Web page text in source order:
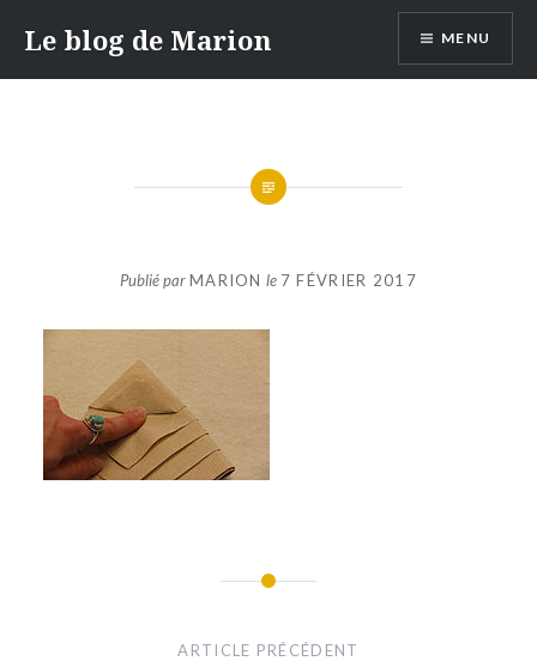
contenu
Le blog de Marion MENU
Publié parMARION le 7 FÉVRIER 2017
ARTICLE PRÉCÉDENT